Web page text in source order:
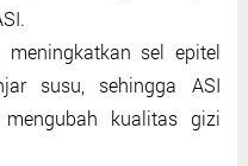
meningkatkan sel epitel
susu, sehingga ASI
kualitas gizi